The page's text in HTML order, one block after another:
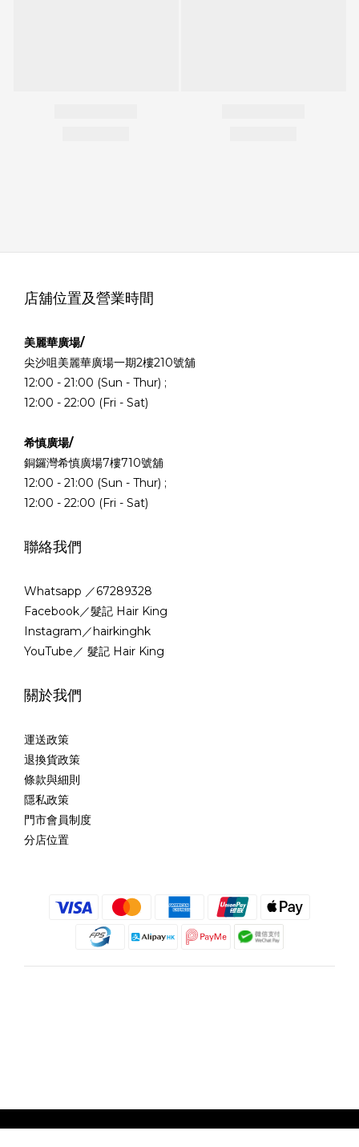
店舖位置及營業時間
美麗華廣場/
尖沙咀美麗華廣場一期2樓210號舖
12:00 - 21:00 (Sun - Thur) ;
12:00 - 22:00 (Fri - Sat)
希慎廣場/
銅鑼灣希慎廣場7樓710號舖
12:00 - 21:00 (Sun - Thur) ;
12:00 - 22:00 (Fri - Sat)
聯絡我們
Whatsapp ／67289328
Facebook／髮記 Hair King
Instagram／hairkinghk
YouTube／ 髮記 Hair King
關於我們
運送政策
退換貨政策
條款與細則
隱私政策
門市會員制度
分店位置